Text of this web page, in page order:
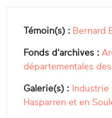
Témoin(s) : Bernard
Fonds d'archives :
départementales
Galerie(s) : Industrie
Hasparren et en